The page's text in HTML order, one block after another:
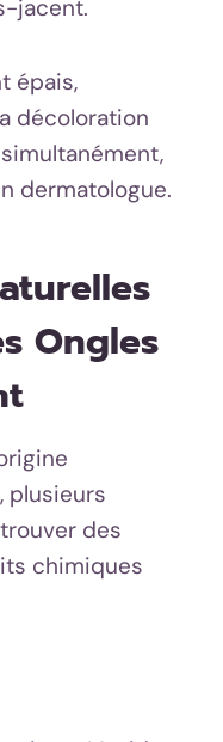
jacent.
épais,
décoloration
dermatologue.
Ongles
plusieurs
des
chimiques